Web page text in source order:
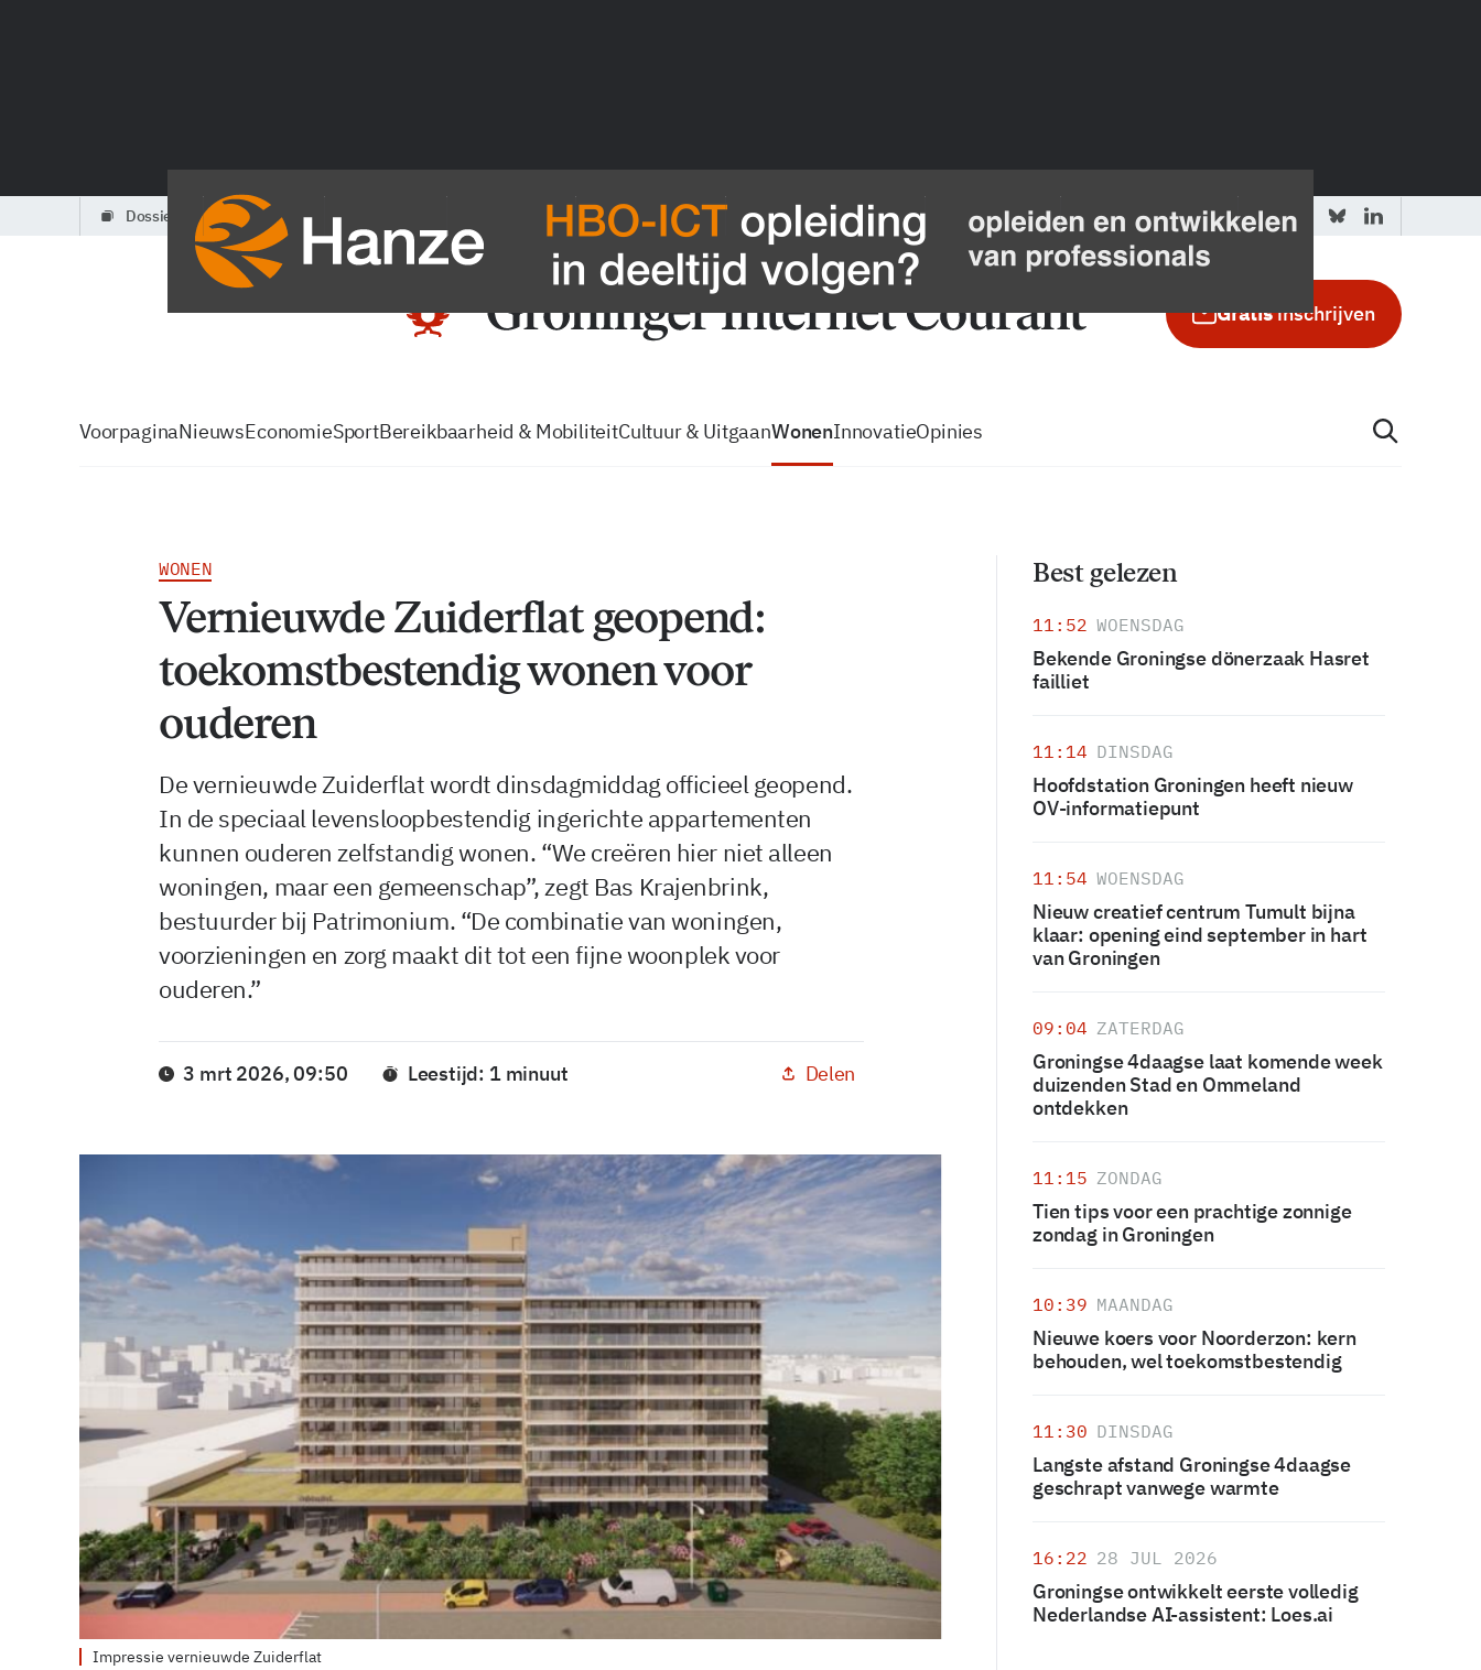
dossiers partners vacatures zo volg je de GIC Tip de redactie Adverteren in de GIC
Gratisinschrijven
VoorpaginaNieuwsEconomieSportBereikbaarheid & MobiliteitCultuur & UitgaanWonenInnovatieOpinies
WONEN
Vernieuwde Zuiderflat geopend:
toekomstbestendig wonen voor
ouderen
De vernieuwde Zuiderflat wordt dinsdagmiddag officieel geopend.
In de speciaal levensloopbestendig ingerichte appartementen
kunnen ouderen zelfstandig wonen. “We creëren hier niet alleen
woningen, maar een gemeenschap”, zegt Bas Krajenbrink,
bestuurder bij Patrimonium. “De combinatie van woningen,
voorzieningen en zorg maakt dit tot een fijne woonplek voor
ouderen.”
3 mrt 2026, 09:50 Leestijd: 1 minuut Delen
Impressie vernieuwde Zuiderflat
Best gelezen
11:52 WOENSDAG
Bekende Groningse dönerzaak Hasret
failliet
11:14 DINSDAG
Hoofdstation Groningen heeft nieuw
OV-informatiepunt
11:54 WOENSDAG
Nieuw creatief centrum Tumult bijna
klaar: opening eind september in hart
van Groningen
09:04 ZATERDAG
Groningse 4daagse laat komende week
duizenden Stad en Ommeland
ontdekken
11:15 ZONDAG
Tien tips voor een prachtige zonnige
zondag in Groningen
10:39 MAANDAG
Nieuwe koers voor Noorderzon: kern
behouden, wel toekomstbestendig
11:30 DINSDAG
Langste afstand Groningse 4daagse
geschrapt vanwege warmte
16:22 28 JUL 2026
Groningse ontwikkelt eerste volledig
Nederlandse AI-assistent: Loes.ai